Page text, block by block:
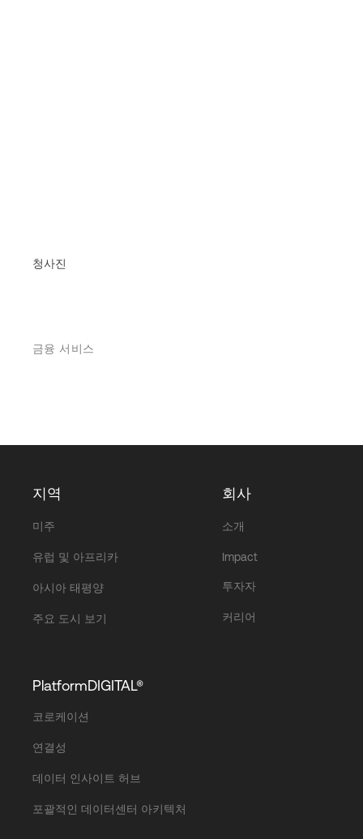
청사진
금융 서비스
지역
미주
유럽 및 아프리카
아시아 태평양
주요 도시 보기
회사
소개
Impact
투자자
커리어
PlatformDIGITAL®
코로케이션
연결성
데이터 인사이트 허브
포괄적인 데이터센터 아키텍처